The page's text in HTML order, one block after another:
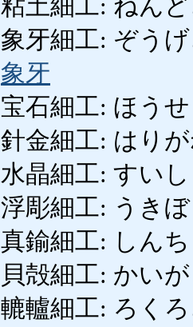
粘土細工: ねん
象牙細工: ぞう
象牙
宝石細工: ほう
針金細工: はり
水晶細工: すい
浮彫細工: うき
真鍮細工: しん
貝殻細工: かい
轆轤細工: ろく